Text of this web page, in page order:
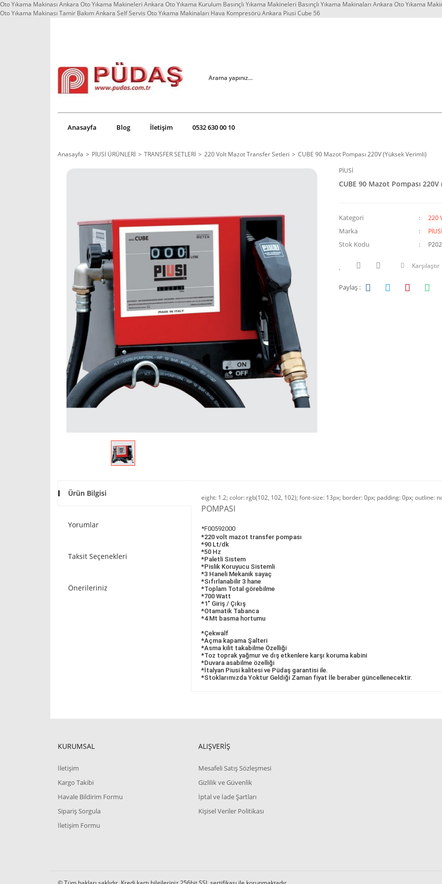
Oto Yıkama Makinası Ankara Oto Yıkama Makineleri Ankara Oto Yıkama Kurulum Basınçlı Yıkama Makineleri Basınçlı Yıkama Makinaları Ankara Oto Yıkama
Oto Yıkama Makinası Tamir Bakım Ankara Self Servis Oto Yıkama Makinaları Hava Kompresörü Ankara Piusi Cube 56
Anasayfa Blog İletişim 0532 630 00 10
Anasayfa PİUSİ ÜRÜNLERİ TRANSFER SETLERİ 220 Volt Mazot Transfer Setleri
CUBE 90 Mazot Pompası 220V (Yüksek Verimli)
PİUSİ
CUBE 90 Mazot Pompası
Kategori 220
Marka PİUSİ
Stok Kodu
Karşılaştır
Paylaş :
Ürün Bilgisi
Yorumlar
Taksit Seçenekleri
Önerileriniz
eight: 1.2; color: rgb(102, 102, 102); font-size: 13px; border: 0px; padding: 0px; outline:
POMPASI
*F00592000
*220 volt mazot transfer pompası
*90 Lt/dk
*50 Hz
*Paletli Sistem
*Pislik Koruyucu Sistemli
*3 Haneli Mekanik sayaç
*Sıfırlanabilir 3 hane
*Toplam Total görebilme
*700 Watt
*1" Giriş / Çıkış
*Otamatik Tabanca
*4 Mt basma hortumu
*Çekwalf
*Açma kapama Şalteri
*Asma kilit takabilme Özelliği
*Toz toprak yağmur ve dış etkenlere karşı koruma kabini
*Duvara asabilme özelliği
*İtalyan Piusi kalitesi ve Püdaş garantisi ile.
*Stoklarımızda Yoktur Geldiği Zaman fiyat İle beraber güncellenecektir.
KURUMSAL
İletişim
Kargo Takibi
Havale Bildirim Formu
Sipariş Sorgula
İletişim Formu
ALIŞVERİŞ
Mesafeli Satış Sözleşmesi
Gizlilik ve Güvenlik
İptal ve İade Şartları
Kişisel Veriler Politikası